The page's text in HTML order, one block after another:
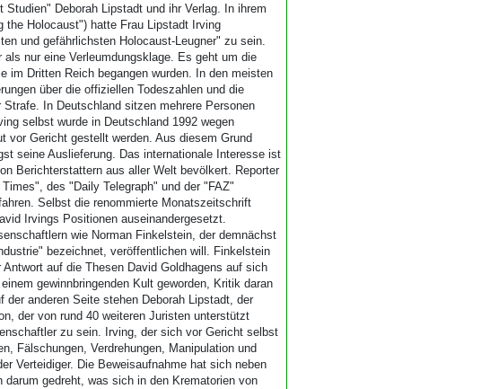
Deborah Lipstadt und ihr Verlag. In ihrem
the Holocaust") hatte Frau Lipstadt Irving
und gefährlichsten Holocaust-Leugner" zu sein.
nur eine Verleumdungsklage. Es geht um die
im Dritten Reich begangen wurden. In den meisten
über die offiziellen Todeszahlen und die
In Deutschland sitzen mehrere Personen
selbst wurde in Deutschland 1992 wegen
vor Gericht gestellt werden. Aus diesem Grund
seine Auslieferung. Das internationale Interesse ist
Berichterstattern aus aller Welt bevölkert. Reporter
des "Daily Telegraph" und der "FAZ"
Selbst die renommierte Monatszeitschrift
Irvings Positionen auseinandergesetzt.
wie Norman Finkelstein, der demnächst
bezeichnet, veröffentlichen will. Finkelstein
auf die Thesen David Goldhagens auf sich
gewinnbringenden Kult geworden, Kritik daran
anderen Seite stehen Deborah Lipstadt, der
der von rund 40 weiteren Juristen unterstützt
zu sein. Irving, der sich vor Gericht selbst
Fälschungen, Verdrehungen, Manipulation und
Verteidiger. Die Beweisaufnahme hat sich neben
gedreht, was sich in den Krematorien von